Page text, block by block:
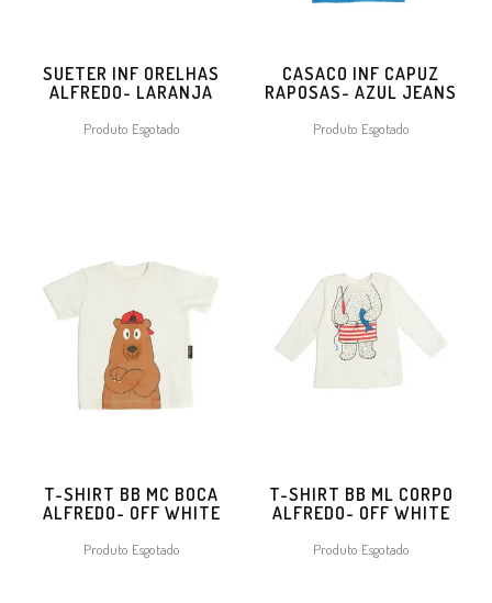
SUETER INF ORELHAS
ALFREDO- LARANJA
Produto Esgotado
CASACO INF CAPUZ
RAPOSAS- AZUL JEANS
Produto Esgotado
T-SHIRT BB MC BOCA
ALFREDO- OFF WHITE
Produto Esgotado
T-SHIRT BB ML CORPO
ALFREDO- OFF WHITE
Produto Esgotado